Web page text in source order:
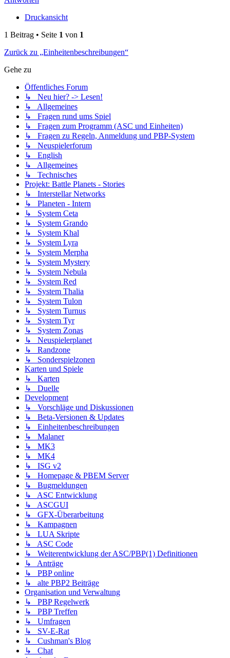
Druckansicht
1 Beitrag • Seite 1 von 1
Zurück zu „Einheitenbeschreibungen“
Gehe zu
Öffentliches Forum
↳ Neu hier? -> Lesen!
↳ Allgemeines
↳ Fragen rund ums Spiel
↳ Fragen zum Programm (ASC und Einheiten)
↳ Fragen zu Regeln, Anmeldung und PBP-System
↳ Neuspielerforum
↳ English
↳ Allgemeines
↳ Technisches
Projekt: Battle Planets - Stories
↳ Interstellar Networks
↳ Planeten - Intern
↳ System Ceta
↳ System Grando
↳ System Khal
↳ System Lyra
↳ System Merpha
↳ System Mystery
↳ System Nebula
↳ System Red
↳ System Thalia
↳ System Tulon
↳ System Turnus
↳ System Tyr
↳ System Zonas
↳ Neuspielerplanet
↳ Randzone
↳ Sonderspielzonen
Karten und Spiele
↳ Karten
↳ Duelle
Development
↳ Vorschläge und Diskussionen
↳ Beta-Versionen & Updates
↳ Einheitenbeschreibungen
↳ Malaner
↳ MK3
↳ MK4
↳ ISG v2
↳ Homepage & PBEM Server
↳ Bugmeldungen
↳ ASC Entwicklung
↳ ASCGUI
↳ GFX-Überarbeitung
↳ Kampagnen
↳ LUA Skripte
↳ ASC Code
↳ Weiterentwicklung der ASC/PBP(1) Definitionen
↳ Anträge
↳ PBP online
↳ alte PBP2 Beiträge
Organisation und Verwaltung
↳ PBP Regelwerk
↳ PBP Treffen
↳ Umfragen
↳ SV-E-Rat
↳ Cushman's Blog
↳ Chat